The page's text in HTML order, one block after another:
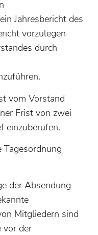
Jahresbericht des
vorzulegen
durch
vom Vorstand
Frist von zwei
einzuberufen.
Tagesordnung
der Absendung
Mitgliedern sind
vor der